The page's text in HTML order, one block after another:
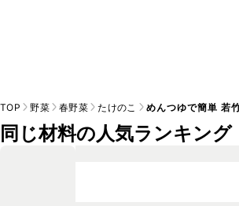
TOP 野菜 春野菜 たけのこ めんつゆで簡単 若
同じ材料の人気ランキング